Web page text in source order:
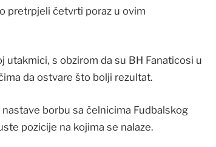
pretrpjeli četvrti poraz u ovim
utakmici, s obzirom da su BH Fanaticosi u
da ostvare što bolji rezultat.
borbu sa čelnicima Fudbalskog
pozicije na kojima se nalaze.